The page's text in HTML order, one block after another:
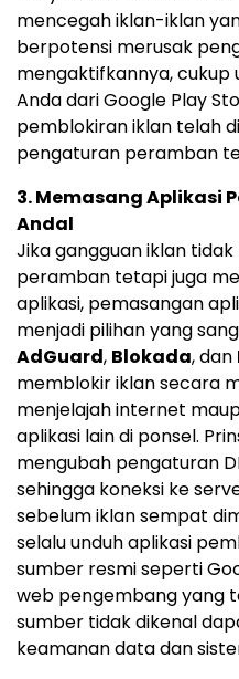
mencegah iklan-iklan
berpotensi merusak
mengaktifkannya, cukup
Anda dari Google Play
pemblokiran iklan telah
pengaturan peramban
3. Memasang Aplikasi
Andal
Jika gangguan iklan
peramban tetapi juga
aplikasi, pemasangan
menjadi pilihan yang
AdGuard, Blokada, dan
memblokir iklan secara
menjelajah internet
aplikasi lain di ponsel.
mengubah pengaturan
sehingga koneksi ke
sebelum iklan sempat
selalu unduh aplikasi
sumber resmi seperti
web pengembang yang
sumber tidak dikenal
keamanan data dan